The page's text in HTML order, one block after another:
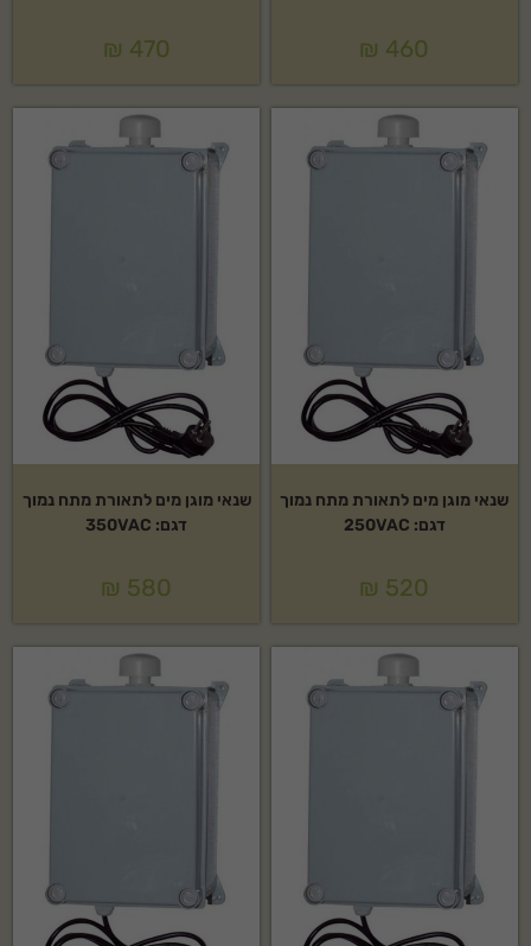
₪ 460
₪ 470
שנאי מוגן מים לתאורת מתח נמוך
דגם: 250VAC
₪ 520
שנאי מוגן מים לתאורת מתח נמוך
דגם: 350VAC
₪ 580